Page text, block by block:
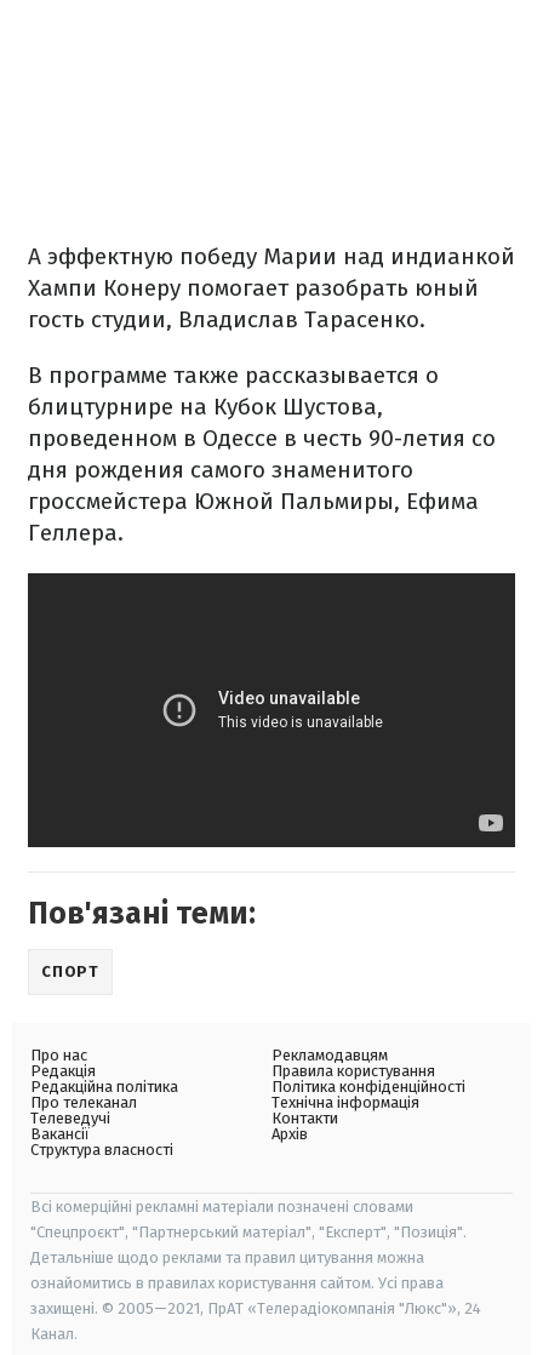
А эффектную победу Марии над индианкой
Хампи Конеру помогает разобрать юный
гость студии, Владислав Тарасенко.
В программе также рассказывается о
блицтурнире на Кубок Шустова,
проведенном в Одессе в честь 90-летия со
дня рождения самого знаменитого
гроссмейстера Южной Пальмиры, Ефима
Геллера.
Пов'язані теми:
СПОРТ
Про нас
Редакція
Редакційна політика
Про телеканал
Телеведучі
Вакансії
Структура власності
Рекламодавцям
Правила користування
Політика конфіденційності
Технічна інформація
Контакти
Архів
Всі комерційні рекламні матеріали позначені словами
"Спецпроєкт", "Партнерський матеріал", "Експерт", "Позиція".
Детальніше щодо реклами та правил цитування можна
ознайомитись в правилах користування сайтом. Усі права
захищені. © 2005—2021, ПрАТ «Телерадіокомпанія "Люкс"», 24
Канал.